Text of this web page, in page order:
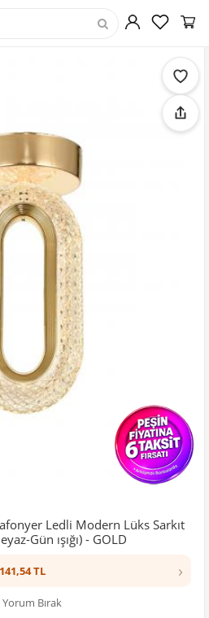
Ledli Modern Lüks Sarkıt
Gün ışığı) - GOLD
TL ›
Bırak